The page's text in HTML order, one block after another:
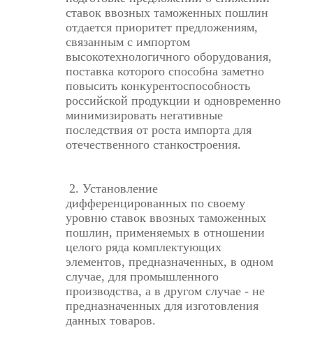
ставок ввозных таможенных пошлин
отдается приоритет предложениям,
связанным с импортом
высокотехнологичного оборудования,
поставка которого способна заметно
повысить конкурентоспособность
российской продукции и одновременно
минимизировать негативные
последствия от роста импорта для
отечественного станкостроения.
2. Установление
дифференцированных по своему
уровню ставок ввозных таможенных
пошлин, применяемых в отношении
целого ряда комплектующих
элементов, предназначенных, в одном
случае, для промышленного
производства, а в другом случае - не
предназначенных для изготовления
данных товаров.